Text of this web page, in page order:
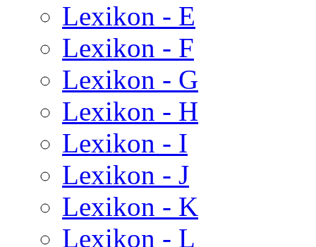
Lexikon - E
Lexikon - F
Lexikon - G
Lexikon - H
Lexikon - I
Lexikon - J
Lexikon - K
Lexikon - L